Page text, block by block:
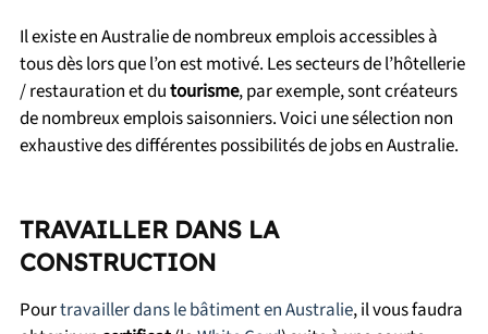
Il existe en Australie de nombreux emplois accessibles à
tous dès lors que l’on est motivé. Les secteurs de l’hôtellerie
/ restauration et dutourisme, par exemple, sont créateurs
de nombreux emplois saisonniers.Voici une sélection non
exhaustive des différentes possibilités de jobs en Australie.
TRAVAILLER DANS LA
CONSTRUCTION
Pourtravailler dans le bâtiment en Australie, il vous faudra